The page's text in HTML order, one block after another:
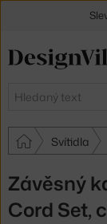
Hledat
Svítidla
Závěsný
Cord Set,